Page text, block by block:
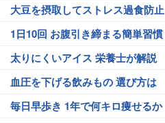
大豆を摂取してストレス過食防止
1日10回 お腹引き締まる簡単習慣
太りにくいアイス 栄養士が解説
血圧を下げる飲みもの 選び方は
毎日早歩き 1年で何キロ痩せるか